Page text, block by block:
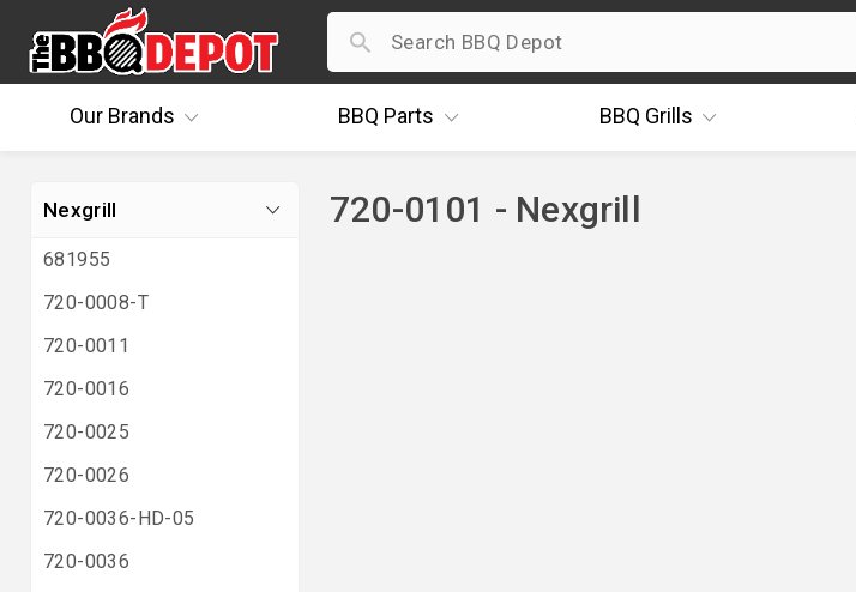
OurBrands BBQ Parts BBQ Grills
Nexgrill
681955
720-0008-T
720-0011
720-0016
720-0025
720-0026
720-0036-HD-05
720-0036
720-0101 - Nexgrill